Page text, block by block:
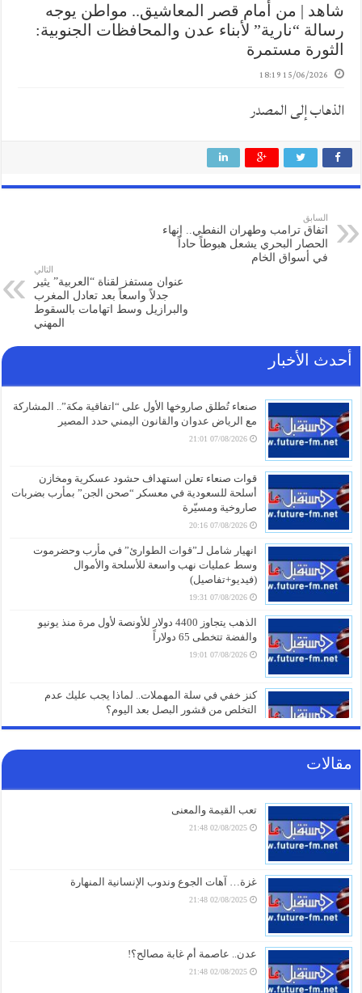
شاهد | من أمام قصر المعاشيق.. مواطن يوجه
رسالة “نارية” لأبناء عدن والمحافظات الجنوبية:
الثورة مستمرة
15/06/2026 18:19
الذهاب إلى المصدر
السابق
اتفاق ترامب وطهران النفطي.. إنهاء
الحصار البحري يشعل هبوطاً حاداً
في أسواق الخام
التالي
عنوان مستفز لقناة “العربية” يثير
جدلاً واسعاً بعد تعادل المغرب
والبرازيل وسط اتهامات بالسقوط
المهني
أحدث الأخبار
صنعاء تُطلق صاروخها الأول على “اتفاقية مكة”.. المشاركة
مع الرياض عدوان والقانون اليمني حدد المصير
07/08/2026 21:01
قوات صنعاء تعلن استهداف حشود عسكرية ومخازن
أسلحة للسعودية في معسكر “صحن الجن” بمأرب بضربات
صاروخية ومسيّرة
07/08/2026 20:16
انهيار شامل لـ”قوات الطوارئ” في مأرب وحضرموت
وسط عمليات نهب واسعة للأسلحة والأموال
(فيديو+تفاصيل)
07/08/2026 19:31
الذهب يتجاوز 4400 دولار للأونصة لأول مرة منذ يونيو
والفضة تتخطى 65 دولاراً
07/08/2026 19:01
كنز خفي في سلة المهملات.. لماذا يجب عليك عدم
التخلص من قشور البصل بعد اليوم؟
07/08/2026 19:01
مقالات
تعب القيمة والمعنى
02/08/2025 21:48
غزة… آهات الجوع وندوب الإنسانية المنهارة
02/08/2025 21:48
عدن.. عاصمة أم غابة مصالح؟!
02/08/2025 21:48